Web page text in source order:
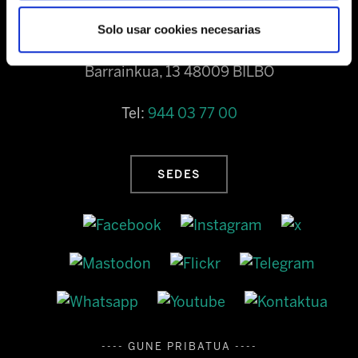
Solo usar cookies necesarias
Barrainkua, 13 48009 BILBO
Tel: 944 03 77 00
SEDES
---- GUNE PRIBATUA ----